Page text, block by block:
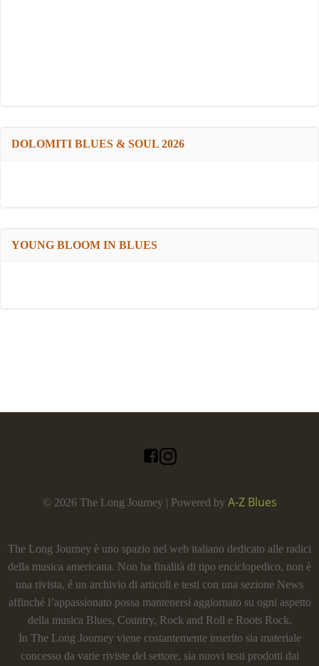
DOLOMITI BLUES & SOUL 2026
YOUNG BLOOM IN BLUES
© 2026 The Long Journey | Powered by A-Z Blues
The Long Journey è uno spazio nel web italiano dedicato alle radici
della musica americana. Non ha finalità di tipo enciclopedico, non è
una rivista, é un archivio di articoli e testi con una sezione News
affinché l’appassionato possa mantenersi aggiornato su ogni aspetto
della musica Blues, Country, Rock and Roll e Roots Rock.
In The Long Journey viene costantemente inserito sia materiale
concesso da varie riviste del settore, sia nuovi testi prodotti dai